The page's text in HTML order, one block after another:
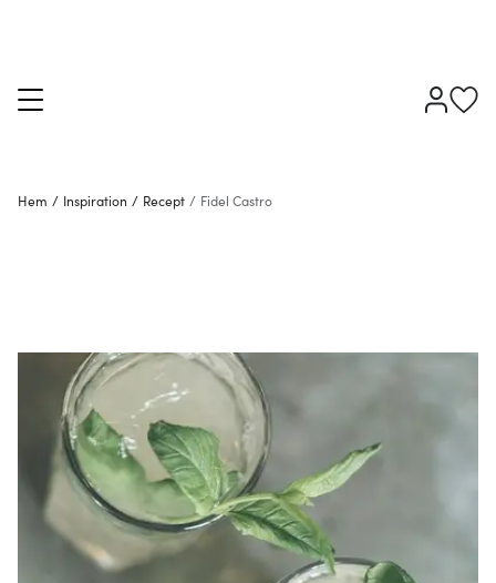
Hem / Inspiration / Recept / Fidel Castro